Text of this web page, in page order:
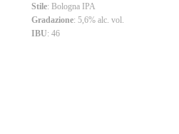
Stile: Bologna IPA
Gradazione: 5,6% alc. vol.
IBU: 46